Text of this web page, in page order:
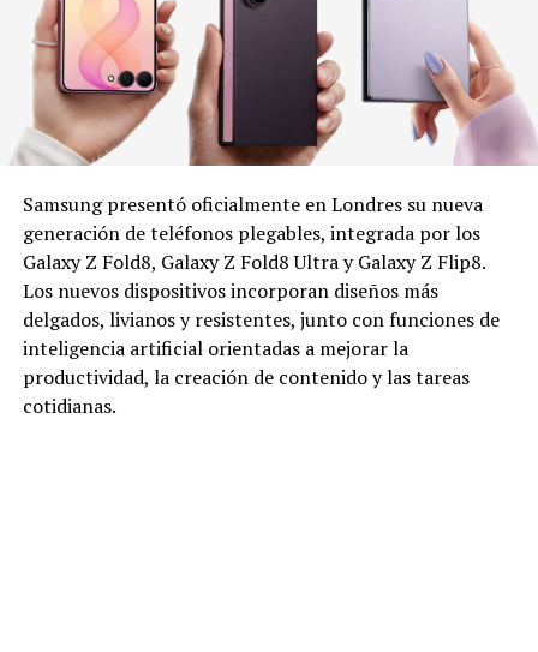
Samsung presentó oficialmente en Londres su nueva
generación de teléfonos plegables, integrada por los
Galaxy Z Fold8, Galaxy Z Fold8 Ultra y Galaxy Z Flip8.
Los nuevos dispositivos incorporan diseños más
delgados, livianos y resistentes, junto con funciones de
inteligencia artificial orientadas a mejorar la
productividad, la creación de contenido y las tareas
cotidianas.